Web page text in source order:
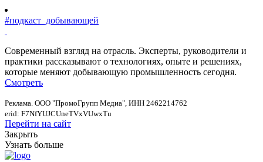
#подкаст_добывающей
Современный взгляд на отрасль. Эксперты, руководители и
практики рассказывают о технологиях, опыте и решениях,
которые меняют добывающую промышленность сегодня.
Смотреть
Реклама. ООО "ПромоГрупп Медиа", ИНН 2462214762
erid: F7NfYUJCUneTVxVUwxTu
Перейти на сайт
Закрыть
Узнать больше